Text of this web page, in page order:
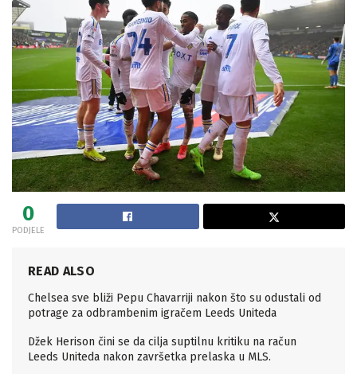
0
PODJELE
READ ALSO
Chelsea sve bliži Pepu Chavarriji nakon što su odustali od
potrage za odbrambenim igračem Leeds Uniteda
Džek Herison čini se da cilja suptilnu kritiku na račun
Leeds Uniteda nakon završetka prelaska u MLS.